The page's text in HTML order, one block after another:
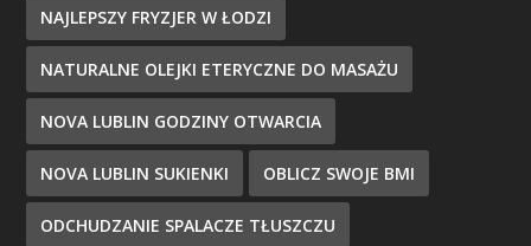
NAJLEPSZY FRYZJER W ŁODZI
NATURALNE OLEJKI ETERYCZNE DO MASAŻU
NOVA LUBLIN GODZINY OTWARCIA
NOVA LUBLIN SUKIENKI OBLICZ SWOJE BMI
ODCHUDZANIE SPALACZE TŁUSZCZU